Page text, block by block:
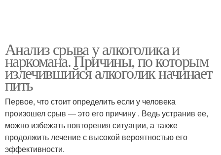
Анализ срыва у алкоголика и
наркомана. Причины, по которым
излечившийся алкоголик начинает
пить
Первое, что стоит определить если у человека
произошел срыв — это его причину . Ведь устранив ее,
можно избежать повторения ситуации, а также
продолжить лечение с высокой вероятностью его
эффективности.